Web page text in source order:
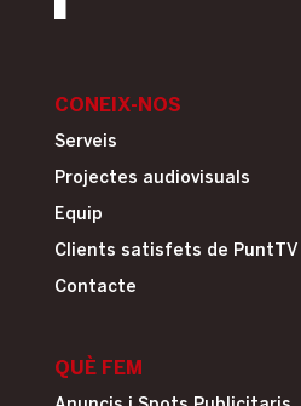
CONEIX-NOS
Serveis
Projectes audiovisuals
Equip
Clients satisfets de PuntTV
Contacte
QUÈ FEM